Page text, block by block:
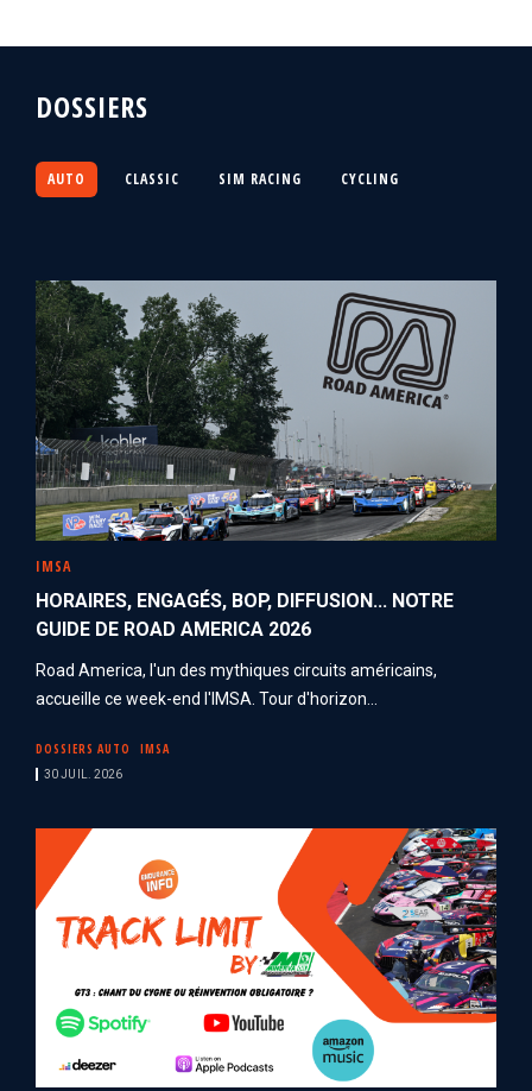
DOSSIERS
AUTO CLASSIC SIM RACING CYCLING
IMSA
HORAIRES, ENGAGÉS, BOP, DIFFUSION... NOTRE
GUIDE DE ROAD AMERICA 2026
Road America, l'un des mythiques circuits américains,
accueille ce week-end l'IMSA. Tour d'horizon...
DOSSIERS AUTO IMSA
30 JUIL. 2026